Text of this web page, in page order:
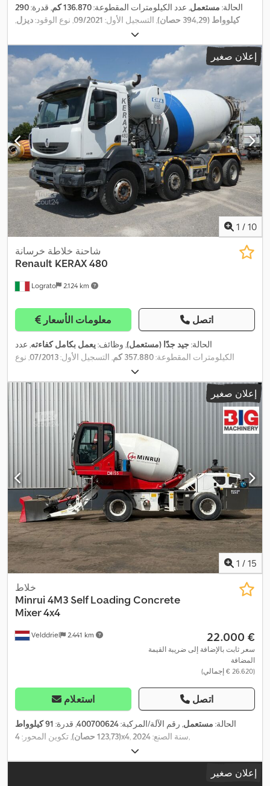
الحالة: مستعمل, عدد الكيلومترات المقطوعة:136.870 كم , قدرة:290
كيلوواط (394,29 حصان)
, التسجيل الأول: 09/2021, نوع الوقود:ديزل,
, تكوين المحور:
(TÜV):11/2026 , لون:أحمر, نوع التروس:تلقائي, فئة الانبعاثات:يورو 6 ,
حجم مساحة التحميل:
برنامج الثبات الإلكتروني (ESP),
تكييف الهواء, نظام الفرامل المانعة للانغلاق (ABS)
إعلان صغير
1 / 10
Lograto 2.124 km
شاحنة خلاطة خرسانة
Renault KERAX 480
معلومات الأسعار اتصل
الحالة:جيد جدًا (مستعمل), وظائف:يعمل بكامل كفاءته, عدد
الكيلومترات المقطوعة:357.880 كم , التسجيل الأول:07/2013, نوع
, فئة
الانبعاثات:يورو 5 , تعليق:فولاذ, سنة الصنع:2013 ,
إعلان صغير
1 / 15
Velddriel 2.441 km
خلاط
Minrui4M3 Self Loading Concrete
Mixer 4x4
‏22.000 €
سعر ثابت بالإضافة إلى ضريبة القيمة
المضافة
(‏26.620 € إجمالي)
استعلام اتصل
الحالة: مستعمل, رقم الآلة/المركبة:400700624, قدرة:
91 كيلوواط
(123,73 حصان)
, تكوين المحور: 4x4 , سنة الصنع:2024 ,
إعلان صغير